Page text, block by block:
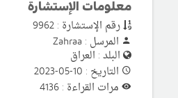
معلومات الإستشارة
رقم الإستشارة : 9962
المرسل : Zahraa
البلد : العراق
التاريخ : 10-05-2023
مرات القراءة : 4136